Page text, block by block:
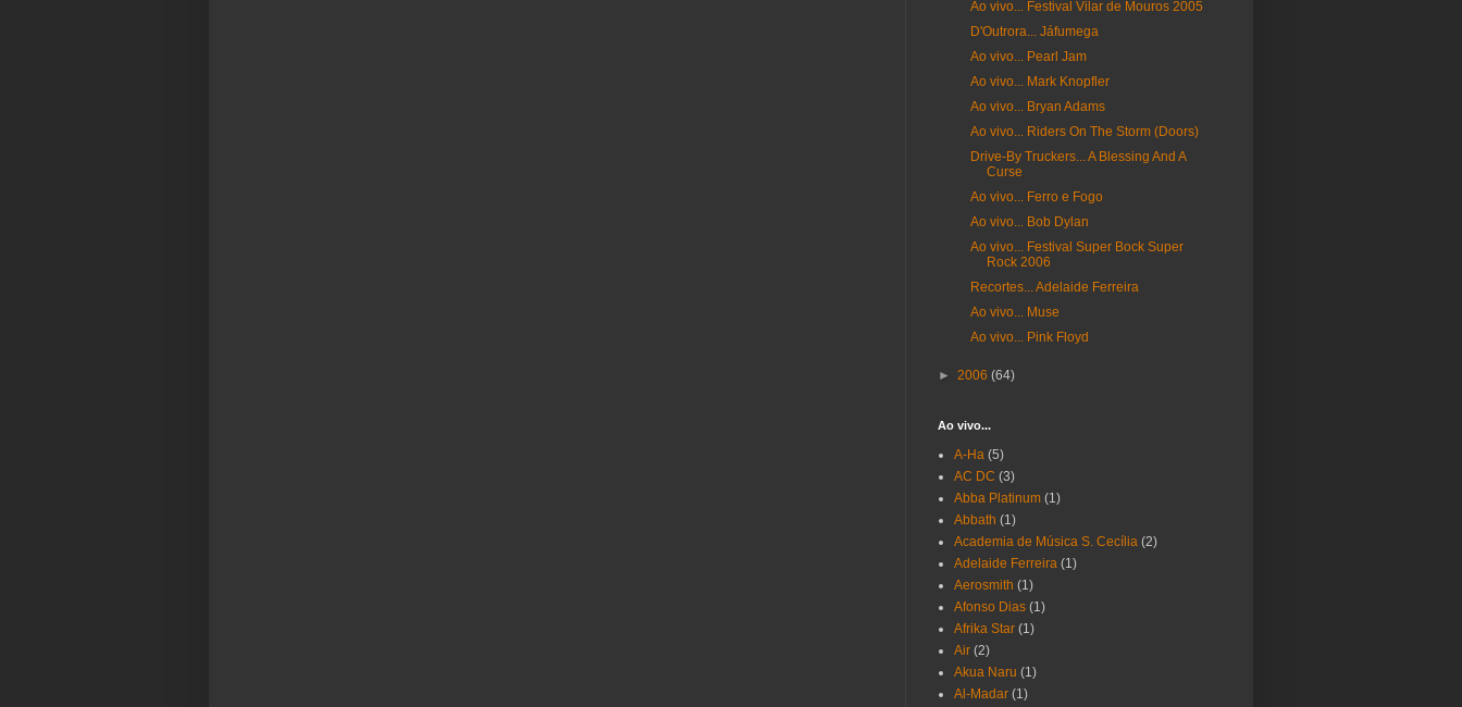
Ao vivo... Festival Vilar de Mouros 2005
D'Outrora... Jáfumega
Ao vivo... Pearl Jam
Ao vivo... Mark Knopfler
Ao vivo... Bryan Adams
Ao vivo... Riders On The Storm (Doors)
Drive-By Truckers... A Blessing And A
Curse
Ao vivo... Ferro e Fogo
Ao vivo... Bob Dylan
Ao vivo... Festival Super Bock Super
Rock 2006
Recortes... Adelaide Ferreira
Ao vivo... Muse
Ao vivo... Pink Floyd
► 2006 (64)
Ao vivo...
A-Ha (5)
AC DC (3)
Abba Platinum (1)
Abbath (1)
Academia de Música S. Cecília (2)
Adelaide Ferreira (1)
Aerosmith (1)
Afonso Dias (1)
Afrika Star (1)
Air (2)
Akua Naru (1)
Al-Madar (1)